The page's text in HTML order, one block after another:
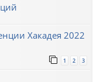
Хакадея 2022
1 2 3